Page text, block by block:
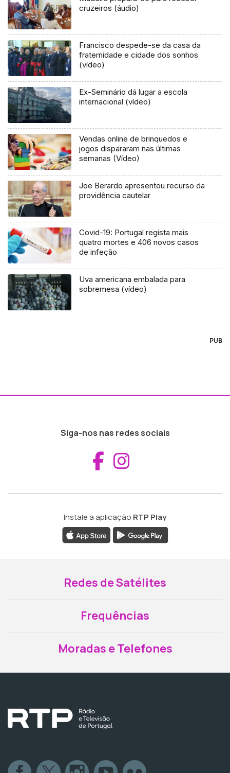
cruzeiros (áudio)
Francisco despede-se da casa da
fraternidade e cidade dos sonhos
(vídeo)
Ex-Seminário dá lugar a escola
internacional (vídeo)
Vendas online de brinquedos e
jogos dispararam nas últimas
semanas (Vídeo)
Joe Berardo apresentou recurso da
providência cautelar
Covid-19: Portugal regista mais
quatro mortes e 406 novos casos
de infeção
Uva americana embalada para
sobremesa (vídeo)
PUB
Siga-nos nas redes sociais
Aceder ao
Instale a aplicação RTP Play
Redes de Satélites
Frequências
Moradas e Telefones